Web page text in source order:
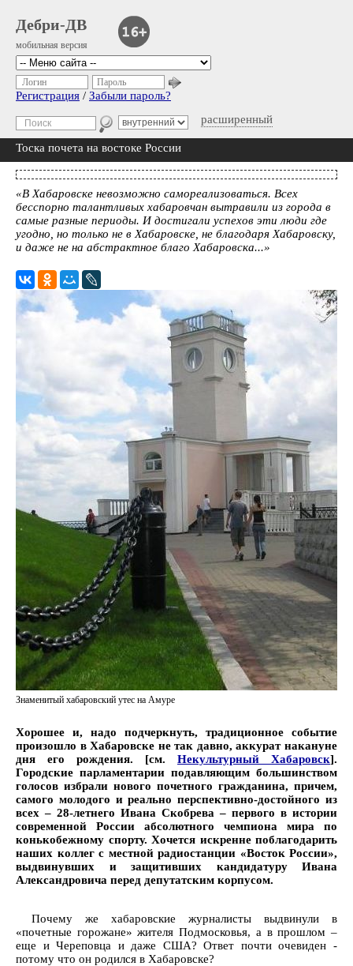
Дебри-ДВ
мобильная версия
расширенный
Логин Пароль
Регистрация / Забыли пароль?
Тоска почета на востоке России
«В Хабаровске невозможно самореализоваться. Всех
бесспорно талантливых хабаровчан вытравили из города в
самые разные периоды. И достигали успехов эти люди где
угодно, но только не в Хабаровске, не благодаря Хабаровску,
и даже не на абстрактное благо Хабаровска...»
Знаменитый хабаровский утес на Амуре
Хорошее и, надо подчеркнуть, традиционное событие
произошло в Хабаровске не так давно, аккурат накануне
дня его рождения. [см. Некультурный Хабаровск].
Городские парламентарии подавляющим большинством
голосов избрали нового почетного гражданина, причем,
самого молодого и реально перспективно-достойного из
всех – 28-летнего Ивана Скобрева – первого в истории
современной России абсолютного чемпиона мира по
конькобежному спорту. Хочется искренне поблагодарить
наших коллег с местной радиостанции «Восток России»,
выдвинувших и защитивших кандидатуру Ивана
Александровича перед депутатским корпусом.
Почему же хабаровские журналисты выдвинули в
«почетные горожане» жителя Подмосковья, а в прошлом –
еще и Череповца и даже США? Ответ почти очевиден -
потому что он родился в Хабаровске?